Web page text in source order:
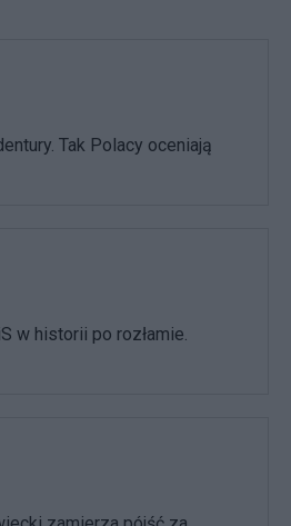
Tak Polacy oceniają
w historii po rozłamie.